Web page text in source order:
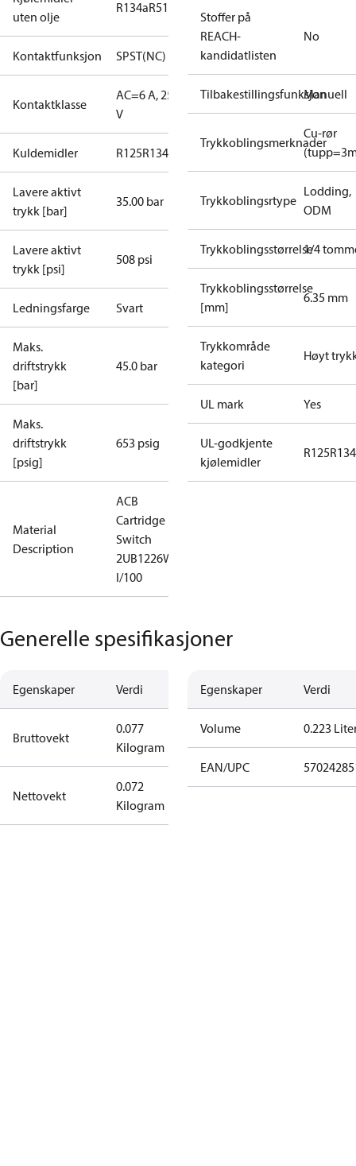
uten olje
R134aR513A
Kontaktfunksjon SPST(NC)
Kontaktklasse
AC=6 A, 250
V
Kuldemidler R125R134a R404A R407CR407H R410A
Lavere aktivt
trykk [bar]
35.00 bar
Lavere aktivt
trykk [psi]
508 psi
Ledningsfarge Svart
Maks.
driftstrykk
[bar]
45.0 bar
Maks.
driftstrykk
[psig]
653 psig
Material
Description
ACB
Cartridge
Switch
2UB1226W
I/100
Stoffer på
REACH-
kandidatlisten
No
TilbakestillingsfunksjonManuell
Trykkoblingsmerknader
Cu-rør
Trykkoblingsrtype
Lodding,
ODM
Trykkoblingsstørrelse1/4
Trykkoblingsstørrelse
[mm]
6.35 mm
Trykkområde
kategori
Høyt
UL mark Yes
UL-godkjente
kjølemidler
R125
Generelle spesifikasjoner
Egenskaper Verdi
Bruttovekt
0.077
Kilogram
Nettovekt
0.072
Kilogram
Egenskaper Verdi
Volume 0.223
EAN/UPC